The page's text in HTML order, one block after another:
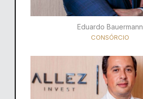
Eduardo Bauermann
CONSÓRCIO